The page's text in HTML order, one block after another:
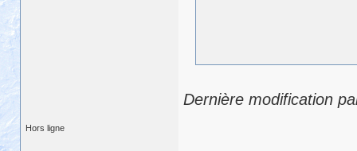
Dernière modification
Hors ligne